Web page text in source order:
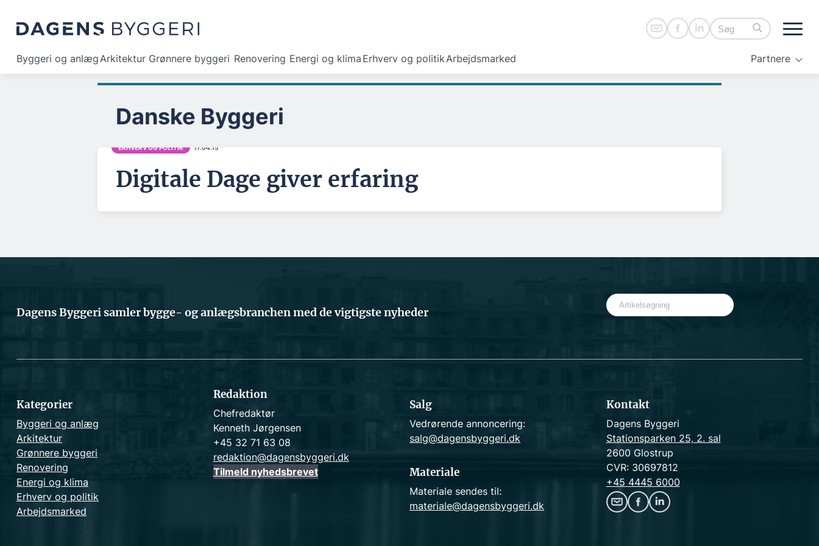
Byggeri og anlægArkitektur Grønnere byggeri Renovering Energi og klima Erhverv og politikArbejdsmarked Partnere
Danske Byggeri
ERHVERV OG POLITIK 17.04.15
Digitale Dage giver erfaring
Dagens Byggeri samler bygge- og anlægsbranchen med de vigtigste nyheder
S
e
c
Kategorier
Byggeri og anlæg
Arkitektur
Grønnere byggeri
Renovering
Energi og klima
Erhverv og politik
Arbejdsmarked
Redaktion
Chefredaktør
Kenneth Jørgensen
+45 32 71 63 08
redaktion@dagensbyggeri.dk
Tilmeld nyhedsbrevet
Salg
Vedrørende annoncering:
salg@dagensbyggeri.dk
Materiale
Materiale sendes til:
materiale@dagensbyggeri.dk
Kontakt
Dagens Byggeri
Stationsparken 25, 2. sal
2600 Glostrup
CVR: 30697812
+45 4445 6000